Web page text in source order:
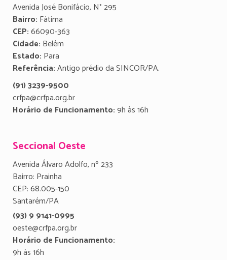
Avenida José Bonifácio, N° 295
Bairro: Fátima
CEP:66090-363
Cidade: Belém
Estado: Para
Referência:Antigo prédio da SINCOR/PA.
(91) 3239-9500
crfpa@crfpa.org.br
Horário de Funcionamento:9h às 16h
Seccional Oeste
Avenida Álvaro Adolfo, nº 233
Bairro: Prainha
CEP: 68.005-150
Santarém/PA
(93) 9 9141-0995
oeste@crfpa.org.br
Horário de Funcionamento:
9h às 16h